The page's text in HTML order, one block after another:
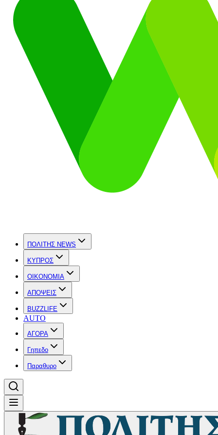
ΠΟΛΙΤΗΣ NEWS
ΚΥΠΡΟΣ
OIKONOMIA
ΑΠΟΨΕΙΣ
BUZZLIFE
AUTO
ΑΓΟΡΑ
Γηπεδο
Παραθυρο